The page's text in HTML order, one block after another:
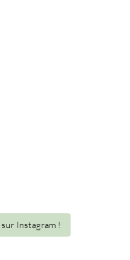
Instagram !